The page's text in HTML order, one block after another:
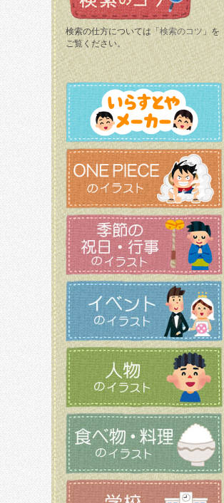
検索の仕方については「 検索のコツ 」を
ご覧ください。